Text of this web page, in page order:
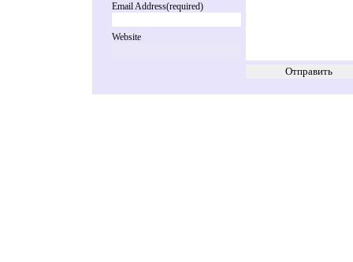
Email Address(required)
Website